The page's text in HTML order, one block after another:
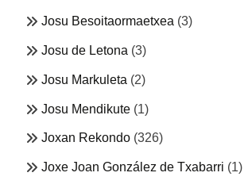
Josu Besoitaormaetxea (3)
Josu de Letona (3)
Josu Markuleta (2)
Josu Mendikute (1)
Joxan Rekondo (326)
Joxe Joan González de Txabarri (1)